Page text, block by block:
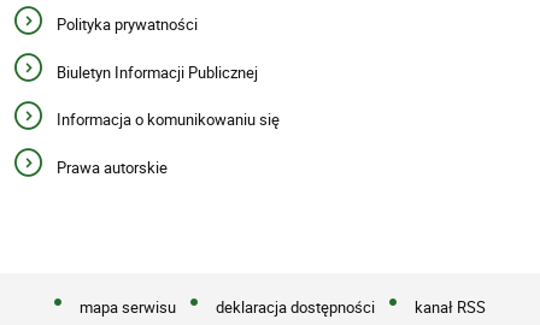
Polityka prywatności
Biuletyn Informacji Publicznej
Informacja o komunikowaniu się
Prawa autorskie
mapa serwisu deklaracja dostępności kanał RSS